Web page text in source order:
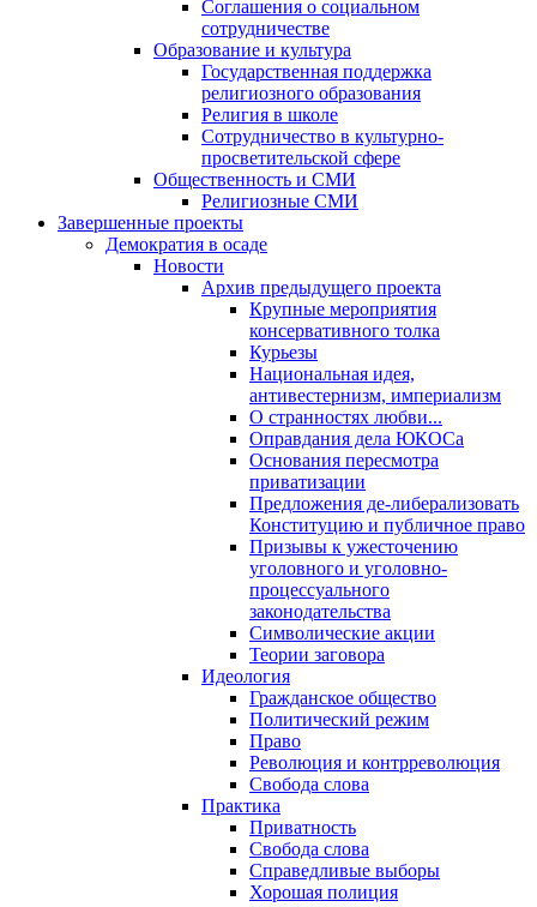
Соглашения о социальном
сотрудничестве
Образование и культура
Государственная поддержка
религиозного образования
Религия в школе
Сотрудничество в культурно-
просветительской сфере
Общественность и СМИ
Религиозные СМИ
Завершенные проекты
Демократия в осаде
Новости
Архив предыдущего проекта
Крупные мероприятия
консервативного толка
Курьезы
Национальная идея,
антивестернизм, империализм
О странностях любви...
Оправдания дела ЮКОСа
Основания пересмотра
приватизации
Предложения де-либерализовать
Конституцию и публичное право
Призывы к ужесточению
уголовного и уголовно-
процессуального
законодательства
Символические акции
Теории заговора
Идеология
Гражданское общество
Политический режим
Право
Революция и контрреволюция
Свобода слова
Практика
Приватность
Свобода слова
Справедливые выборы
Хорошая полиция